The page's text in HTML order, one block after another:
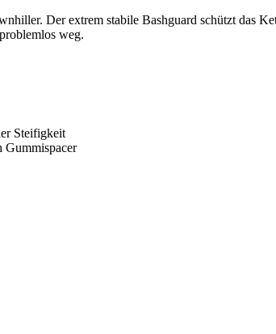
Der extrem stabile Bashguard schützt das
weg.
Steifigkeit
Gummispacer